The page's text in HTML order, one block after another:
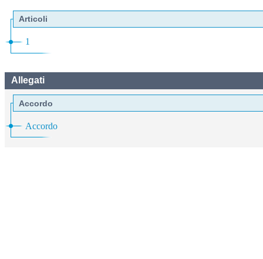
Articoli
1
Allegati
Accordo
Accordo